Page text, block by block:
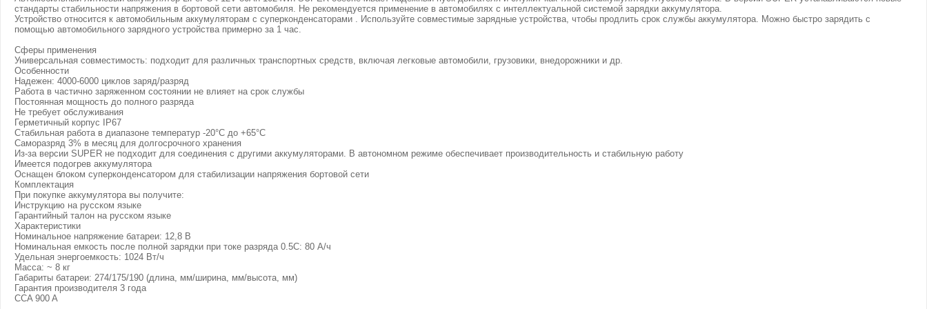
стандарты стабильности напряжения в бортовой сети автомобиля. Не рекомендуется применение в автомобилях с интеллектуальной системой зарядки аккумулятора.
Устройство относится к автомобильным аккумуляторам с суперконденсаторами . Используйте совместимые зарядные устройства, чтобы продлить срок службы аккумулятора. Можно быстро зарядить с
помощью автомобильного зарядного устройства примерно за 1 час.
Сферы применения
Универсальная совместимость: подходит для различных транспортных средств, включая легковые автомобили, грузовики, внедорожники и др.
Особенности
Надежен: 4000-6000 циклов заряд/разряд
Работа в частично заряженном состоянии не влияет на срок службы
Постоянная мощность до полного разряда
Не требует обслуживания
Герметичный корпус IP67
Стабильная работа в диапазоне температур -20°С до +65°С
Саморазряд 3% в месяц для долгосрочного хранения
Из-за версии SUPER не подходит для соединения с другими аккумуляторами. В автономном режиме обеспечивает производительность и стабильную работу
Имеется подогрев аккумулятора
Оснащен блоком суперконденсатором для стабилизации напряжения бортовой сети
Комплектация
При покупке аккумулятора вы получите:
Инструкцию на русском языке
Гарантийный талон на русском языке
Характеристики
Номинальное напряжение батареи: 12,8 В
Номинальная емкость после полной зарядки при токе разряда 0.5С: 80 А/ч
Удельная энергоемкость: 1024 Вт/ч
Масса: ~ 8 кг
Габариты батареи: 274/175/190 (длина, мм/ширина, мм/высота, мм)
Гарантия производителя 3 года
CCA 900 A